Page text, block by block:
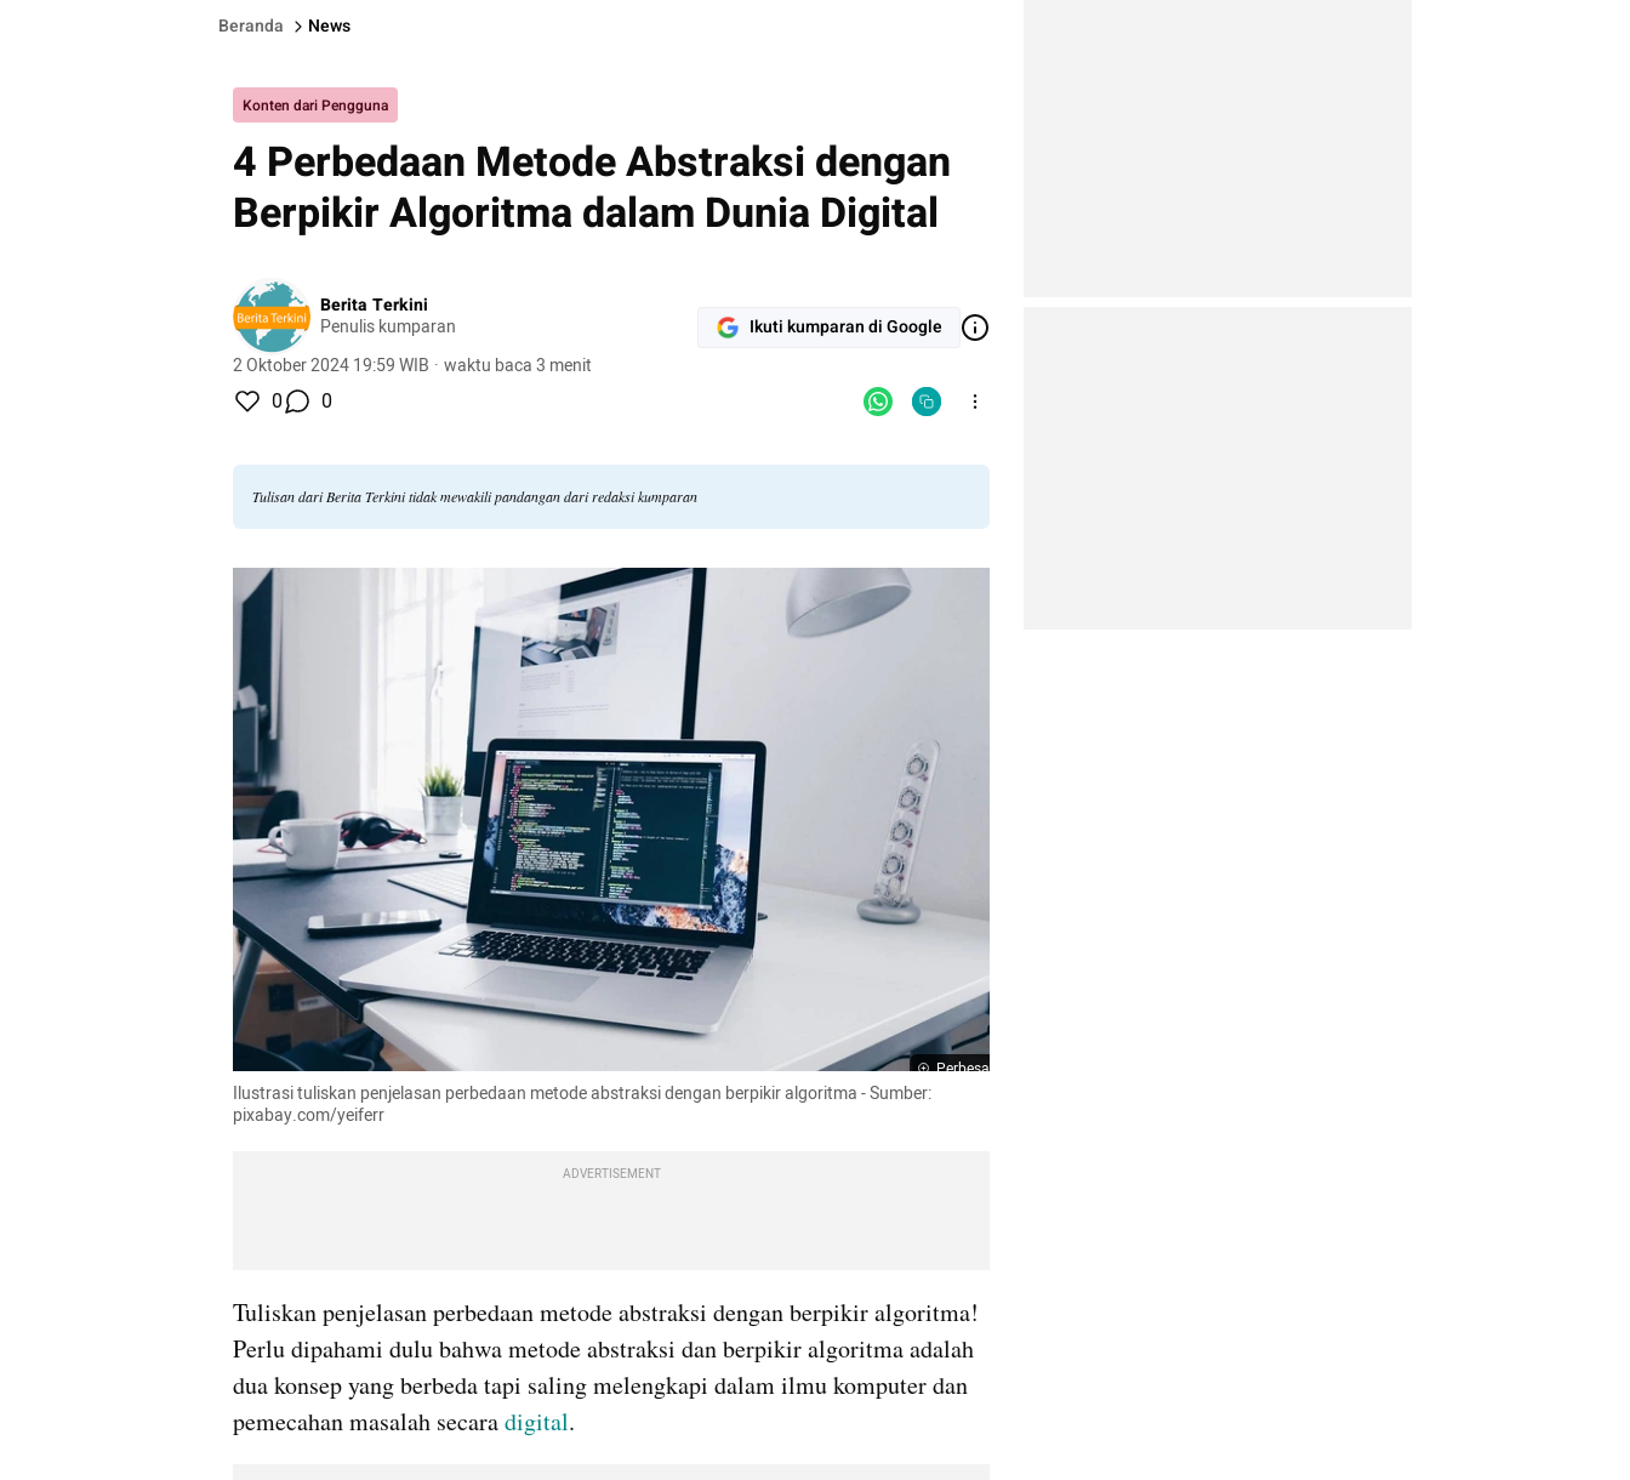
Beranda News
Konten dari Pengguna
4 Perbedaan Metode Abstraksi dengan
Berpikir Algoritma dalam Dunia Digital
Berita Terkini
Penulis kumparan
2 Oktober 2024 19:59 WIB · waktu baca 3 menit
Ikuti kumparan di Google
0 0
Tulisan dari Berita Terkini tidak mewakili pandangan dari redaksi kumparan
Perbesar
Ilustrasi tuliskan penjelasan perbedaan metode abstraksi dengan berpikir algoritma - Sumber:
pixabay.com/yeiferr
ADVERTISEMENT
Tuliskan penjelasan perbedaan metode abstraksi dengan berpikir algoritma!
Perlu dipahami dulu bahwa metode abstraksi dan berpikir algoritma adalah
dua konsep yang berbeda tapi saling melengkapi dalam ilmu komputer dan
pemecahan masalah secara digital.